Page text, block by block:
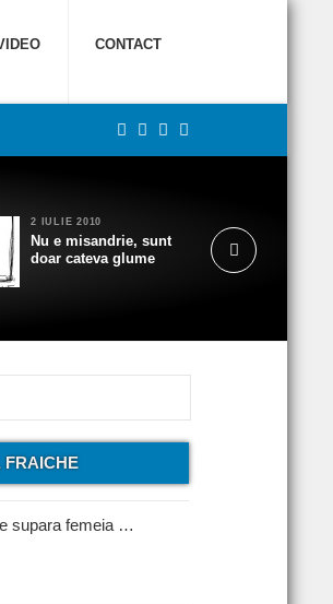
CONTACT
2 IULIE 2010
Nu e misandrie, sunt
doar cateva glume
FRAICHE
supara femeia …